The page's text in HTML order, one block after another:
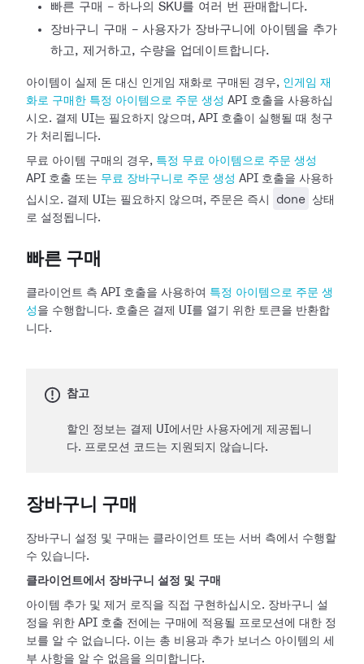
빠른 구매 - 하나의 SKU를 여러 번 판매합니다.
장바구니 구매 - 사용자가 장바구니에 아이템을 추가
하고, 제거하고, 수량을 업데이트합니다.
아이템이 실제 돈 대신 인게임 재화로 구매된 경우, 인게임 재
화로 구매한 특정 아이템으로 주문 생성 API 호출을 사용하십
시오. 결제 UI는 필요하지 않으며, API 호출이 실행될 때 청구
가 처리됩니다.
무료 아이템 구매의 경우, 특정 무료 아이템으로 주문 생성
API 호출 또는 무료 장바구니로 주문 생성 API 호출을 사용하
십시오. 결제 UI는 필요하지 않으며, 주문은 즉시
done 상태
로 설정됩니다.
빠른 구매
클라이언트 측 API 호출을 사용하여 특정 아이템으로 주문 생
성 을 수행합니다. 호출은 결제 UI를 열기 위한 토큰을 반환합
니다.
참고
할인 정보는 결제 UI에서만 사용자에게 제공됩니
다. 프로모션 코드는 지원되지 않습니다.
장바구니 구매
장바구니 설정 및 구매는 클라이언트 또는 서버 측에서 수행할
수 있습니다.
클라이언트에서 장바구니 설정 및 구매
아이템 추가 및 제거 로직을 직접 구현하십시오. 장바구니 설
정을 위한 API 호출 전에는 구매에 적용될 프로모션에 대한 정
보를 알 수 없습니다. 이는 총 비용과 추가 보너스 아이템의 세
부 사항을 알 수 없음을 의미합니다.